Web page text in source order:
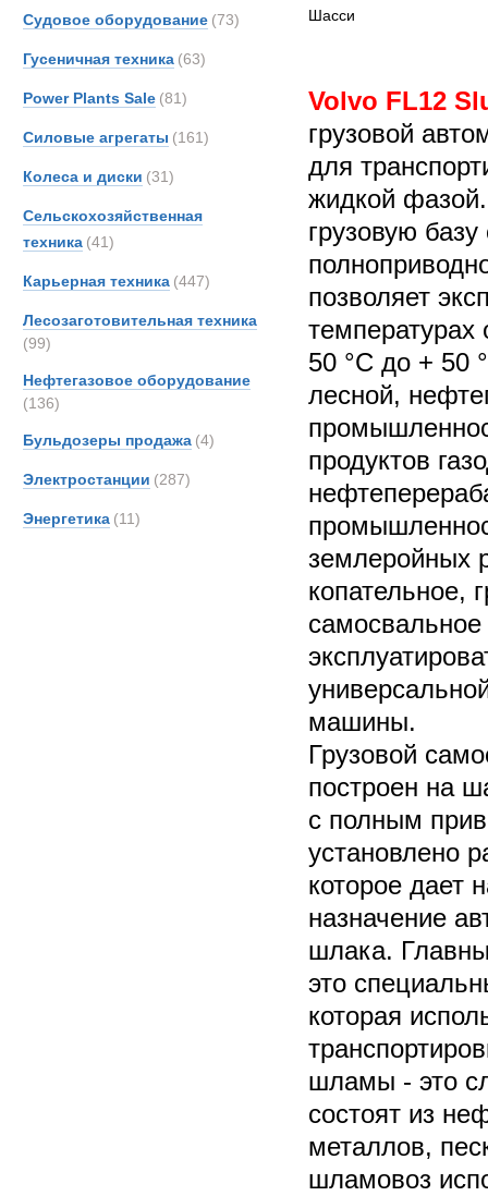
Судовое оборудование (73)
Гусеничная техника (63)
Power Plants Sale (81)
Силовые агрегаты (161)
Колеса и диски (31)
Сельскохозяйственная
техника (41)
Карьерная техника (447)
Лесозаготовительная техника
(99)
Нефтегазовое оборудование
(136)
Бульдозеры продажа (4)
Электростанции (287)
Энергетика (11)
Шасси
Volvo FL12
грузовой
для
жидкой
грузовую
позволяет
температурах
50 °С до + 50
лесной,
продуктов
землеройных
копательное,
самосвальное
машины.
Грузовой
построен на
с полным
установлено
которое дает
назначение
шлака.
это
которая
шламы - это
состоят из
металлов,
шламовоз